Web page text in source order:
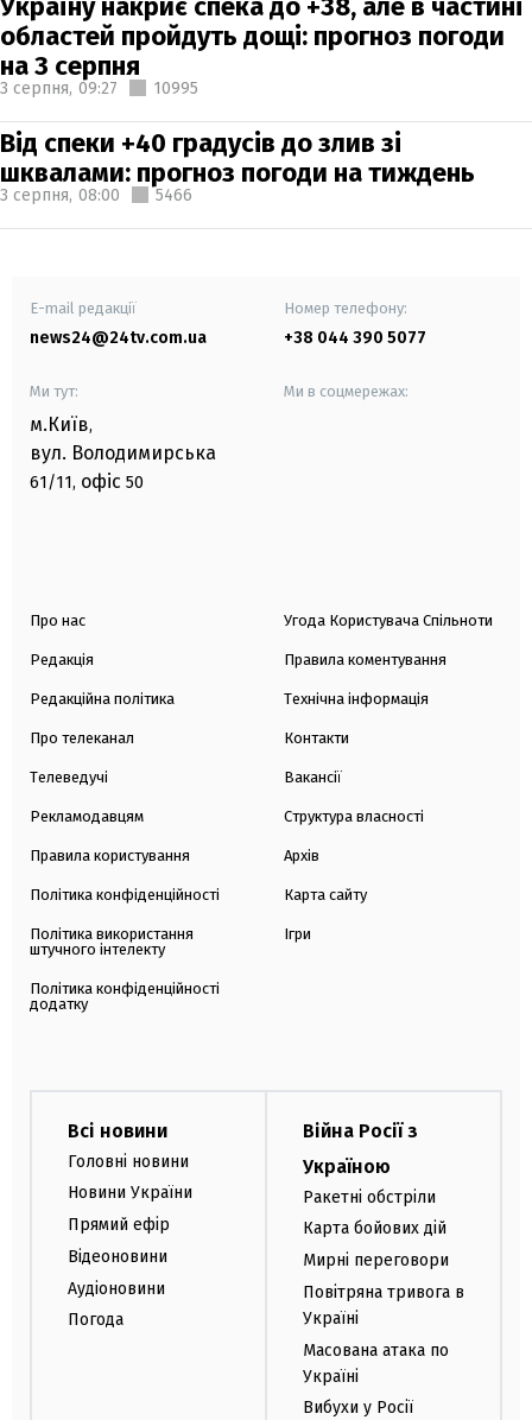
областей пройдуть дощі: прогноз погоди
на 3 серпня
3 серпня, 09:27 10995
Від спеки +40 градусів до злив зі
шквалами: прогноз погоди на тиждень
3 серпня, 08:00 5466
E-mail редакції
news24@24tv.com.ua
Номер телефону:
+38 044 390 5077
Ми тут:
м.Київ,
вул. Володимирська
61/11, офіс 50
Ми в соцмережах:
Про нас
Редакція
Редакційна політика
Про телеканал
Телеведучі
Рекламодавцям
Правила користування
Політика конфіденційності
Політика використання
штучного інтелекту
Політика конфіденційності
додатку
Угода Користувача Спільноти
Правила коментування
Технічна інформація
Контакти
Вакансії
Структура власності
Архів
Карта сайту
Ігри
Всі новини
Головні новини
Новини України
Прямий ефір
Відеоновини
Аудіоновини
Погода
Війна Росії з
Україною
Ракетні обстріли
Карта бойових дій
Мирні переговори
Повітряна тривога в
Україні
Масована атака по
Україні
Вибухи у Росії